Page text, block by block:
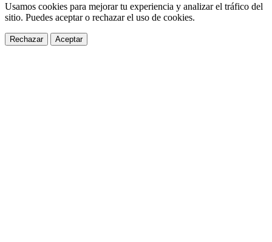
Usamos cookies para mejorar tu experiencia y analizar el tráfico del
sitio. Puedes aceptar o rechazar el uso de cookies.
Rechazar Aceptar